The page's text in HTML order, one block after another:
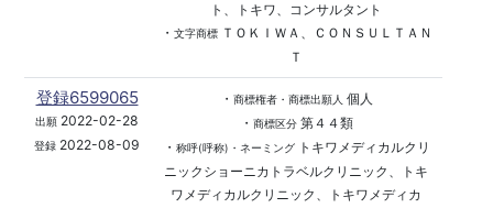
ト、トキワ、コンサルタント
・ 文字商標ＴＯＫＩＷＡ、ＣＯＮＳＵＬＴＡＮ
Ｔ
登録6599065
出願 2022-02-28
登録 2022-08-09
・ 商標権者・商標出願人 個人
・ 商標区分第４４類
・ 称呼(呼称)・ネーミングトキワメディカルクリ
ニックショーニカトラベルクリニック、トキ
ワメディカルクリニック、トキワメディカ